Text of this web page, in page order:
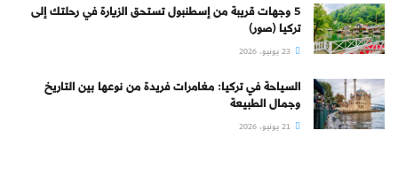
5 وجهات قريبة من إسطنبول تستحق الزيارة في رحلتك إلى
تركيا (صور)
السياحة في تركيا: مغامرات فريدة من نوعها بين التاريخ
وجمال الطبيعة